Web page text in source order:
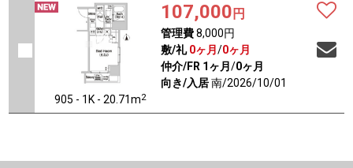
905 - 1K - 20.71m2
107,000 円
管理費8,000円
敷/礼 0ヶ月 /0ヶ月
仲介/FR 1ヶ月 /0ヶ月
向き/入居南/2026/10/01